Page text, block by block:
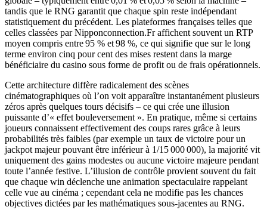
tandis que le RNG garantit que chaque spin reste indépendant
statistiquement du précédent. Les plateformes françaises telles que
celles classées par Nipponconnection.Fr affichent souvent un RTP
moyen compris entre 95 % et 98 %, ce qui signifie que sur le long
terme environ cinq pour cent des mises restent dans la marge
bénéficiaire du casino sous forme de profit ou de frais opérationnels.
Cette architecture diffère radicalement des scènes
cinématographiques où l’on voit apparaître instantanément plusieurs
zéros après quelques tours décisifs – ce qui crée une illusion
puissante d’« effet bouleversement ». En pratique, même si certains
joueurs connaissent effectivement des coups rares grâce à leurs
probabilités très faibles (par exemple un taux de victoire pour un
jackpot majeur pouvant être inférieur à 1/15 000 000), la majorité vit
uniquement des gains modestes ou aucune victoire majeure pendant
toute l’année festive. L’illusion de contrôle provient souvent du fait
que chaque win déclenche une animation spectaculaire rappelant
celle vue au cinéma ; cependant cela ne modifie pas les chances
objectives dictées par les mathématiques sous‑jacentes au RNG.